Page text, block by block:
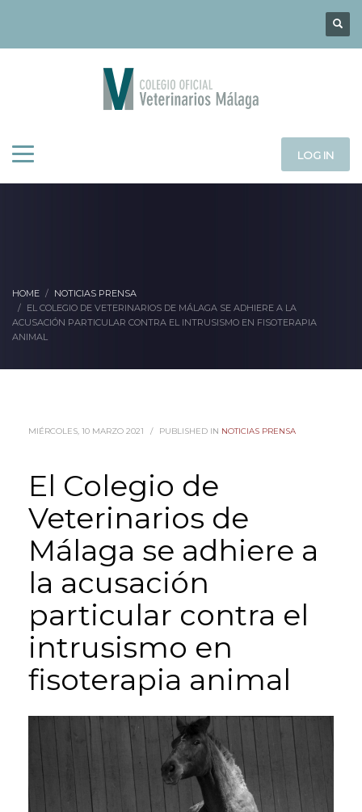
LOG IN
HOME
NOTICIAS PRENSA
EL COLEGIO DE VETERINARIOS DE MÁLAGA SE ADHIERE A LA
ACUSACIÓN PARTICULAR CONTRA EL INTRUSISMO EN FISOTERAPIA
ANIMAL
MIÉRCOLES, 10 MARZO 2021 / PUBLISHED IN NOTICIAS PRENSA
El Colegio de
Veterinarios de
Málaga se adhiere a
la acusación
particular contra el
intrusismo en
fisoterapia animal